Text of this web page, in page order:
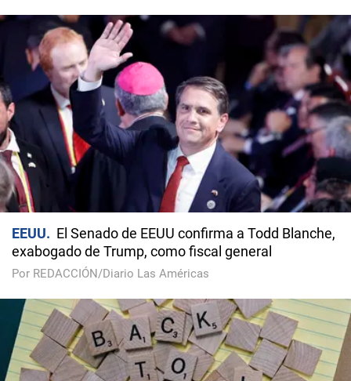
EEUU
El Senado de EEUU confirma a Todd Blanche,
exabogado de Trump, como fiscal general
Por REDACCIÓN/Diario Las Américas